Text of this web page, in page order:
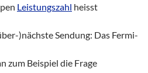
Leistungszahl heisst
)nächste Sendung: Das Fermi-
zum Beispiel die Frage